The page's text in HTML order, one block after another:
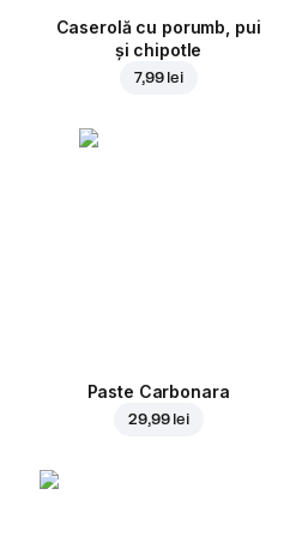
Caserolă cu porumb, pui
și chipotle
7,99 lei
Paste Carbonara
29,99 lei